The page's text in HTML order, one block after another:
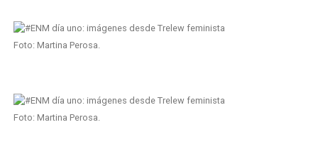
Foto: Martina Perosa.
Foto: Martina Perosa.